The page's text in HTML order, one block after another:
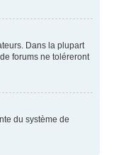
Dans la plupart
forums ne toléreront
du système de